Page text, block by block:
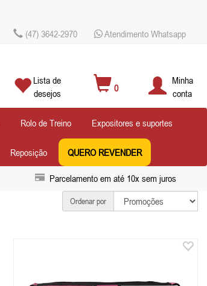
(47) 3642-2970 Atendimento Whatsapp
Lista de
desejos
0
Minha
conta
Rolo de Treino Expositores e suportes
Reposição QUERO REVENDER
Parcelamento em até 10x sem juros
Ordenar por